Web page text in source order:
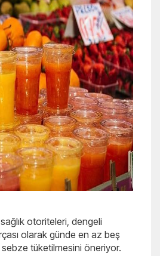
otoriteleri, dengeli
olarak günde en az beş
tüketilmesini öneriyor.